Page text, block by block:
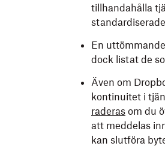
tillhandahålla
En
dock listat de
Även om
kontinuitet i
raderas om du
att meddelas
kan slutföra